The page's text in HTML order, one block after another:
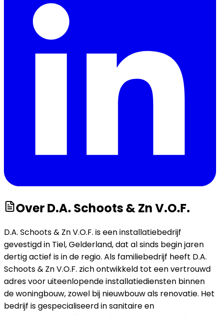
OverD.A. Schoots & Zn V.O.F.
D.A. Schoots & Zn V.O.F. is een installatiebedrijf
gevestigd in Tiel, Gelderland, dat al sinds begin jaren
dertig actief is in de regio. Als familiebedrijf heeft D.A.
Schoots & Zn V.O.F. zich ontwikkeld tot een vertrouwd
adres voor uiteenlopende installatiediensten binnen
de woningbouw, zowel bij nieuwbouw als renovatie. Het
bedrijf is gespecialiseerd in sanitaire en